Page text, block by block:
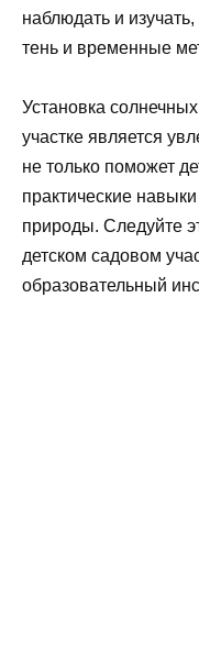
наблюдать и
тень и временные
Установка
участке является
не только поможет
практические
природы. Следуйте
детском садовом
образовательный